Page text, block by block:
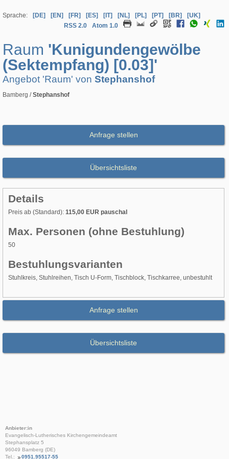
Sprache: [DE] [EN] [FR] [ES] [IT] [NL] [PL] [PT] [BR]
[UK]
RSS 2.0
Atom 1.0
Raum 'Kunigundengewölbe
(Sektempfang) [0.03]'
Angebot 'Raum' von Stephanshof
Bamberg /Stephanshof
Anfrage stellen
Übersichtsliste
Details
Preis ab (Standard): 115,00 EUR pauschal
Max. Personen (ohne Bestuhlung)
50
Bestuhlungsvarianten
Stuhlkreis, Stuhlreihen, Tisch U-Form, Tischblock, Tischkarree, unbestuhlt
Anfrage stellen
Übersichtsliste
Anbieter:in
Evangelisch-Lutherisches Kirchengemeindeamt
Stephansplatz 5
96049 Bamberg (DE)
Tel.:
0951.95517-55